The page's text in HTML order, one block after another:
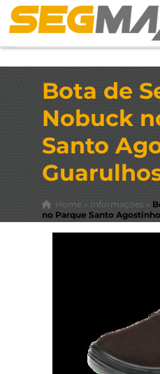
Bota de
Nobuck
Santo
Home» Informações »
no Parque Santo